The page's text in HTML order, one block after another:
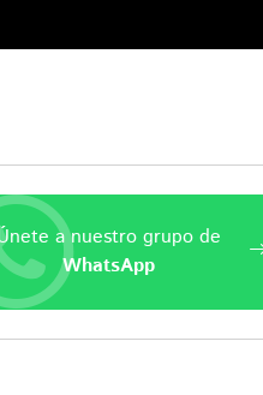
a nuestro grupo de
WhatsApp